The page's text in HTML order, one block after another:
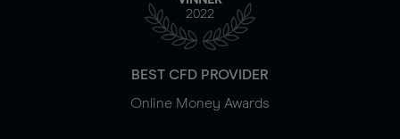
2022
BEST CFD PROVIDER
Online Money Awards